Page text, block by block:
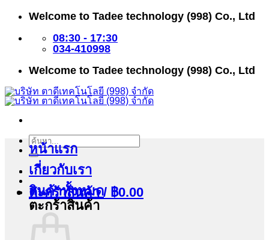
ข้าม
เนื้อหา
Welcome to Tadee technology (998) Co., Ltd
08:30 - 17:30
034-410998
Welcome to Tadee technology (998) Co., Ltd
ค้นหา:
ตะกร้าสินค้า / ฿0.00
ตะกร้าสินค้า
หน้าแรก
เกี่ยวกับเรา
สินค้าทั้งหมด